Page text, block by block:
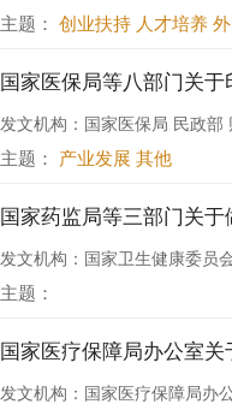
主题： 创业扶持 人才培养
国家医保局等八部门关
发文机构：国家医保局 民政
主题： 产业发展 其他
国家药监局等三部门关
发文机构：国家卫生健康委员
主题：
国家医疗保障局办公室
发文机构：国家医疗保障局办